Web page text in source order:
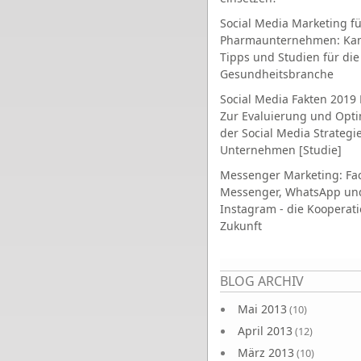
Social Media Marketing
Pharmaunternehmen:
Tipps und Studien für die
Gesundheitsbranche
Social Media Fakten 2019
Zur Evaluierung und
der Social Media
Unternehmen [Studie]
Messenger Marketing:
Messenger, WhatsApp
Instagram - die
Zukunft
BLOG ARCHIV
Mai 2013 (10)
April 2013 (12)
März 2013 (10)
Seiten